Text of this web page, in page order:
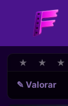
★
★ ★
★ ★
★
✎ Valorar